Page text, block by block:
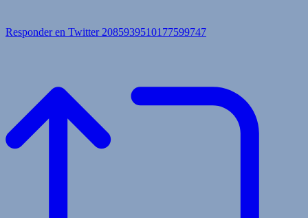
Responder en Twitter 2085939510177599747